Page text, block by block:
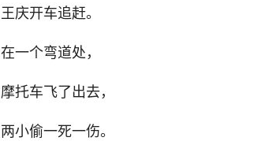
王庆开车追赶。
在一个弯道处，
摩托车飞了出去，
两小偷一死一伤。